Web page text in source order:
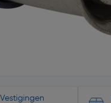
Vestigingen